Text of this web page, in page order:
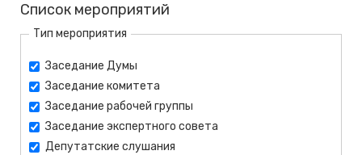
Список мероприятий
Тип мероприятия
Заседание Думы
Заседание комитета
Заседание рабочей группы
Заседание экспертного совета
Депутатские слушания